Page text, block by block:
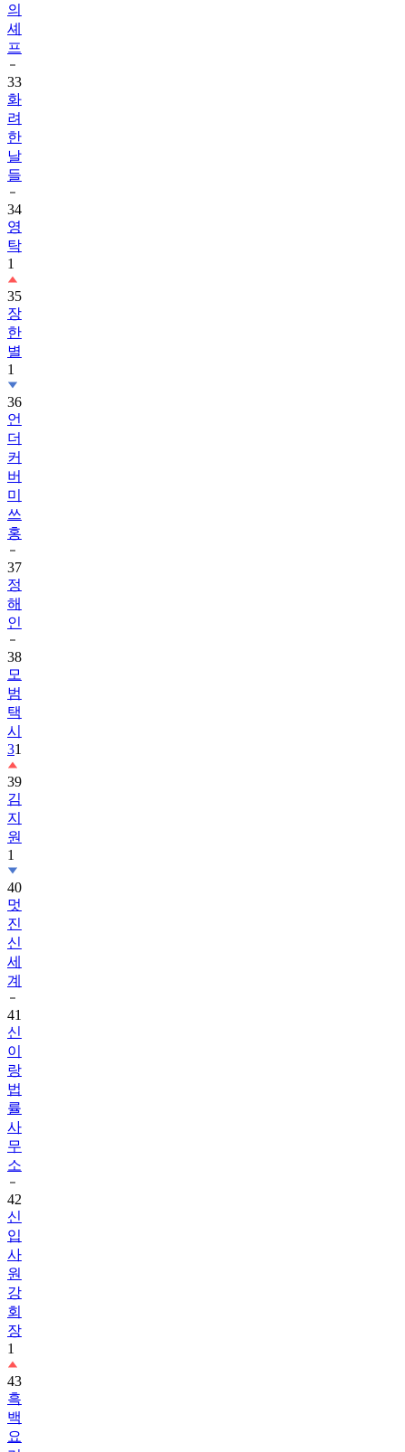
의
셰
프
33
화
려
한
날
들
34
영
탁
1
35
장
한
별
1
36
언
더
커
버
미
쓰
홍
37
정
해
인
38
모
범
택
시
31
39
김
지
원
1
40
멋
진
신
세
계
41
신
이
랑
법
률
사
무
소
42
신
입
사
원
강
회
장
1
43
흑
백
요